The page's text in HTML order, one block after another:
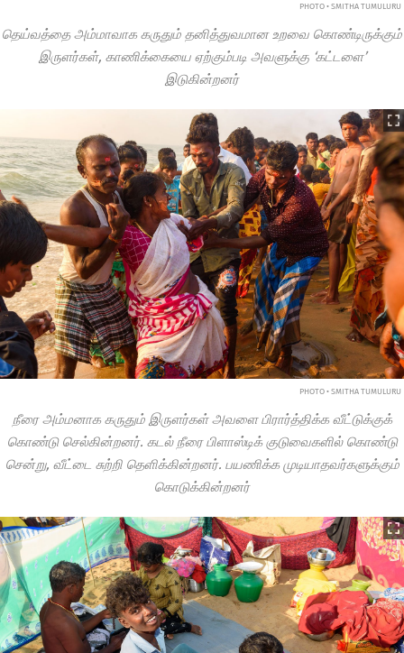
PHOTO • SMITHA TUMULURU
தெய்வத்தை அம்மாவாக கருதும் தனித்துவமான உறவை கொண்டிருக்கும்
இருளர்கள், காணிக்கையை ஏற்கும்படி அவளுக்கு ‘கட்டளை’
இடுகின்றனர்
PHOTO • SMITHA TUMULURU
நீரை அம்மனாக கருதும் இருளர்கள் அவளை பிரார்த்திக்க வீட்டுக்குக்
கொண்டு செல்கின்றனர். கடல் நீரை பிளாஸ்டிக் குடுவைகளில் கொண்டு
சென்று, வீட்டை சுற்றி தெளிக்கின்றனர். பயணிக்க முடியாதவர்களுக்கும்
கொடுக்கின்றனர்